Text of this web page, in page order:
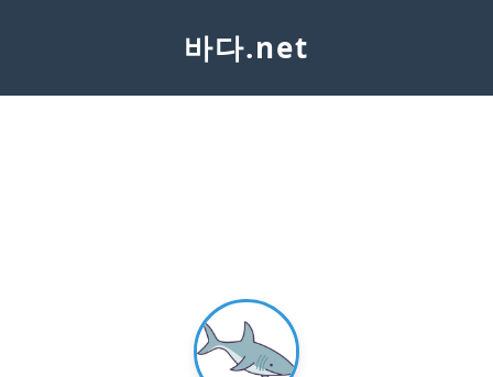
바다.net